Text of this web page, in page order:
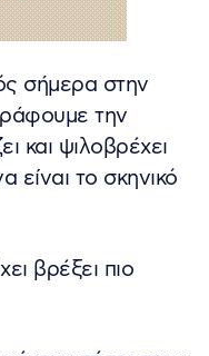
σήμερα στην
την
και ψιλοβρέχει
είναι το σκηνικό
βρέξει πιο